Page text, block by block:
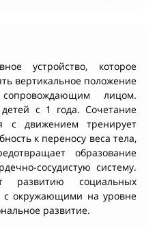
устройство, которое
вертикальное положение
лицом.
c 1 года. Сочетание
с движением тренирует
к переносу веса тела,
образование
сосудистую систему.
развитию социальных
с окружающими на уровне
развитие.